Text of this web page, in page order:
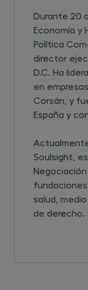
Durante 20
Economía y
Política
director
D.C. Ha
en
Corsán, y
España y
Soulsight,
Negociación
salud,
de derecho.